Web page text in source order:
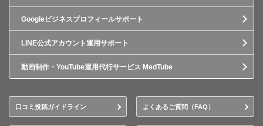
Googleビジネスプロフィールサポート
LINE公式アカウント運用サポート
動画制作・YouTube運用代行サービス MedTube
口コミ投稿ガイドライン よくあるご質問（FAQ）